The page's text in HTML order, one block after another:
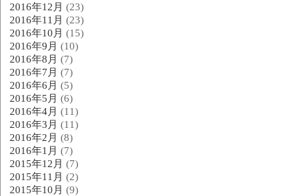
2016年12月 (23)
2016年11月 (23)
2016年10月 (15)
2016年9月 (10)
2016年8月 (7)
2016年7月 (7)
2016年6月 (5)
2016年5月 (6)
2016年4月 (11)
2016年3月 (11)
2016年2月 (8)
2016年1月 (7)
2015年12月 (7)
2015年11月 (2)
2015年10月 (9)